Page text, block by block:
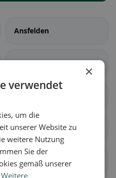
Ansfelden
Eggendorf im
Hofkirchen im
Traunkreis
Kirchberg-Thening
×
verwendet
um die
unserer Website zu
weitere Nutzung
Sie der
gemäß unserer
Weitere